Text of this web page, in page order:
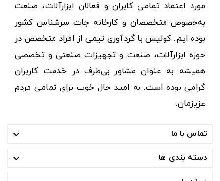
مورد اعتماد تمامی کابران و فعالان ابزارآلات، صنعت
به‌خصوص متخصصان و کارخانه جات سرشناس کشور
بوده ایم. کولیس با گردآوری تیمی از افراد متخصص در
حوزه ابزارآلات، صنعت و تجهیزات صنعتی و تخصصی
همیشه به عنوان مشاور بی‌طرف در خدمت کاربران
گرامی بوده است. به امید حال خوب برای تمامی مردم
عزیزمان.
تماس با ما 
دسته بندی ها 